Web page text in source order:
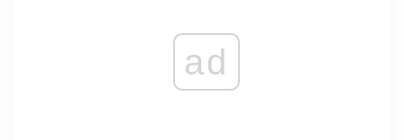
ad